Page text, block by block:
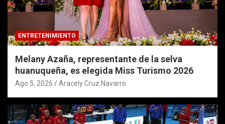
ENTRETENIMIENTO
Melany Azaña, representante de la selva
huanuqueña, es elegida Miss Turismo 2026
Ago 5, 2026 Aracely Cruz Navarro